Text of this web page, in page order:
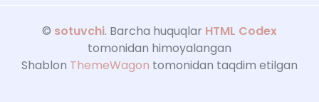
© sotuvchi. Barcha huquqlar HTML Codex
tomonidan himoyalangan
Shablon ThemeWagon tomonidan taqdim etilgan